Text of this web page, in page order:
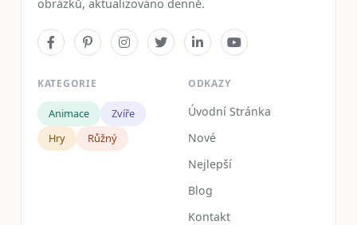
obrázků, aktualizováno denně.
KATEGORIE
Animace
Zvíře
Hry
Růžný
ODKAZY
Úvodní Stránka
Nové
Nejlepší
Blog
Kontakt